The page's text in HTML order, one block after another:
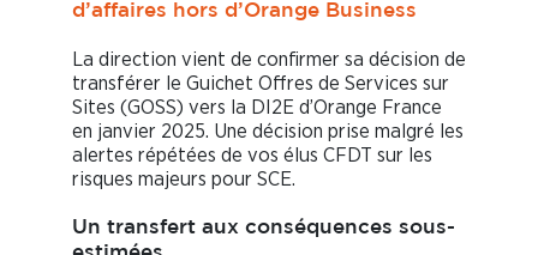
d’affaires hors d’Orange Business
La direction vient de confirmer sa décision de
transférer le Guichet Offres de Services sur
Sites (GOSS) vers la DI2E d’Orange France
en janvier 2025. Une décision prise malgré les
alertes répétées de vos élus CFDT sur les
risques majeurs pour SCE.
Un transfert aux conséquences sous-